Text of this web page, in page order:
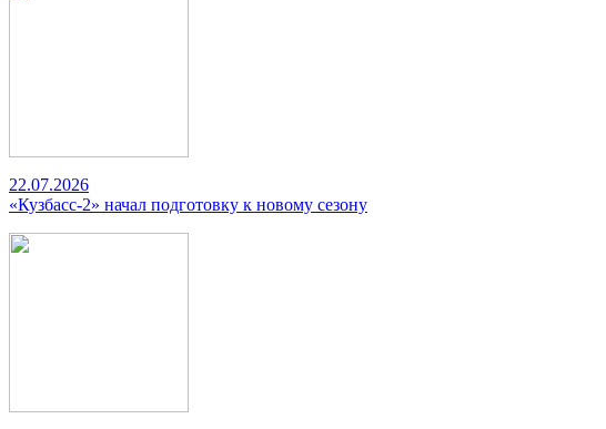
22.07.2026
«Кузбасс-2» начал подготовку к новому сезону